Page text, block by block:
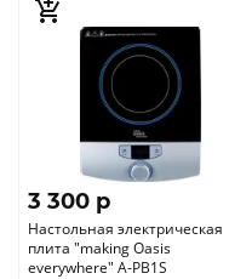
3 300 p
Настольная электрическая
плита "making Оasis
everywhere" A-PB1S